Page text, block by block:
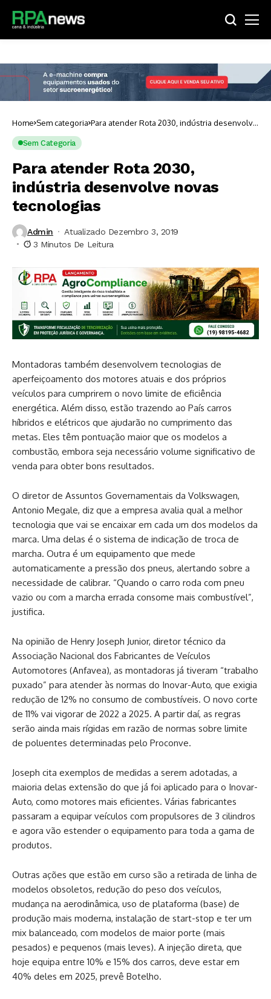
Home Sem categoria Para atender Rota 2030, indústria desenvolve
Sem Categoria
Para atender Rota 2030,
indústria desenvolve novas
tecnologias
Admin
Atualizado Dezembro 3, 2019
3 Minutos De Leitura
Montadoras também desenvolvem tecnologias de
aperfeiçoamento dos motores atuais e dos próprios
veículos para cumprirem o novo limite de eficiência
energética. Além disso, estão trazendo ao País carros
híbridos e elétricos que ajudarão no cumprimento das
metas. Eles têm pontuação maior que os modelos a
combustão, embora seja necessário volume significativo de
venda para obter bons resultados.
O diretor de Assuntos Governamentais da Volkswagen,
Antonio Megale, diz que a empresa avalia qual a melhor
tecnologia que vai se encaixar em cada um dos modelos da
marca. Uma delas é o sistema de indicação de troca de
marcha. Outra é um equipamento que mede
automaticamente a pressão dos pneus, alertando sobre a
necessidade de calibrar. “Quando o carro roda com pneu
vazio ou com a marcha errada consome mais combustível”,
justifica.
Na opinião de Henry Joseph Junior, diretor técnico da
Associação Nacional dos Fabricantes de Veículos
Automotores (Anfavea), as montadoras já tiveram “trabalho
puxado” para atender às normas do Inovar-Auto, que exigia
redução de 12% no consumo de combustíveis. O novo corte
de 11% vai vigorar de 2022 a 2025. A partir daí, as regras
serão ainda mais rígidas em razão de normas sobre limite
de poluentes determinadas pelo Proconve.
Joseph cita exemplos de medidas a serem adotadas, a
maioria delas extensão do que já foi aplicado para o Inovar-
Auto, como motores mais eficientes. Várias fabricantes
passaram a equipar veículos com propulsores de 3 cilindros
e agora vão estender o equipamento para toda a gama de
produtos.
Outras ações que estão em curso são a retirada de linha de
modelos obsoletos, redução do peso dos veículos,
mudança na aerodinâmica, uso de plataforma (base) de
produção mais moderna, instalação de start-stop e ter um
mix balanceado, com modelos de maior porte (mais
pesados) e pequenos (mais leves). A injeção direta, que
hoje equipa entre 10% e 15% dos carros, deve estar em
40% deles em 2025, prevê Botelho.